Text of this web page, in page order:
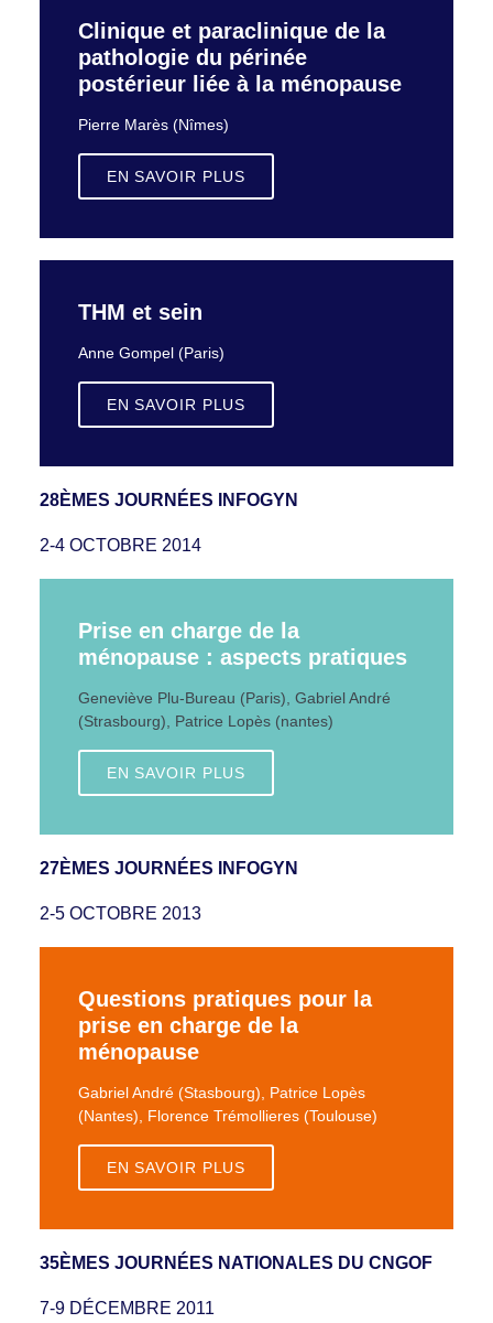
Clinique et paraclinique de la
pathologie du périnée
postérieur liée à la ménopause
Pierre Marès (Nîmes)
EN SAVOIR PLUS
THM et sein
Anne Gompel (Paris)
EN SAVOIR PLUS
28ÈMES JOURNÉES INFOGYN
2-4 OCTOBRE 2014
Prise en charge de la
ménopause : aspects pratiques
Geneviève Plu-Bureau (Paris), Gabriel André
(Strasbourg), Patrice Lopès (nantes)
EN SAVOIR PLUS
27ÈMES JOURNÉES INFOGYN
2-5 OCTOBRE 2013
Questions pratiques pour la
prise en charge de la
ménopause
Gabriel André (Stasbourg), Patrice Lopès
(Nantes), Florence Trémollieres (Toulouse)
EN SAVOIR PLUS
35ÈMES JOURNÉES NATIONALES DU CNGOF
7-9 DÉCEMBRE 2011